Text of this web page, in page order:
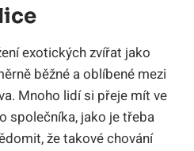
exotických zvířat jako
běžné a oblíbené mezi
Mnoho lidí si přeje mít ve
společníka, jako je třeba
že takové chování